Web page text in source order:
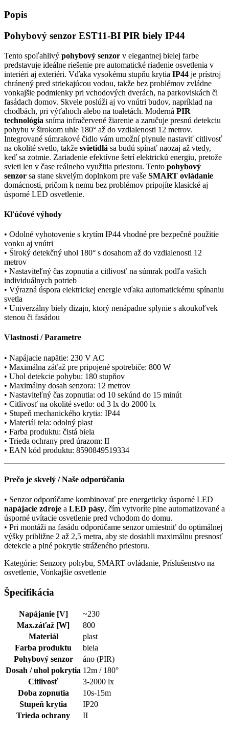
Popis
Pohybový senzor EST11-BI PIR biely IP44
Tento spoľahlivý pohybový senzor v elegantnej bielej farbe
predstavuje ideálne riešenie pre automatické riadenie osvetlenia v
interiéri aj exteriéri. Vďaka vysokému stupňu krytia IP44 je prístroj
chránený pred striekajúcou vodou, takže bez problémov zvládne
vonkajšie podmienky pri vchodových dverách, na parkoviskách či
fasádach domov. Skvele poslúži aj vo vnútri budov, napríklad na
chodbách, pri výťahoch alebo na toaletách. Moderná PIR
technológia sníma infračervené žiarenie a zaručuje presnú detekciu
pohybu v širokom uhle 180° až do vzdialenosti 12 metrov.
Integrované súmrakové čidlo vám umožní plynule nastaviť citlivosť
na okolité svetlo, takže svietidlá sa budú spínať naozaj až vtedy,
keď sa zotmie. Zariadenie efektívne šetrí elektrickú energiu, pretože
svieti len v čase reálneho využitia priestoru. Tento pohybový
senzor sa stane skvelým doplnkom pre vaše SMART ovládanie
domácnosti, pričom k nemu bez problémov pripojíte klasické aj
úsporné LED osvetlenie.
Kľúčové výhody
• Odolné vyhotovenie s krytím IP44 vhodné pre bezpečné použitie
vonku aj vnútri
• Široký detekčný uhol 180° s dosahom až do vzdialenosti 12
metrov
• Nastaviteľný čas zopnutia a citlivosť na súmrak podľa vašich
individuálnych potrieb
• Výrazná úspora elektrickej energie vďaka automatickému spínaniu
svetla
• Univerzálny biely dizajn, ktorý nenápadne splynie s akoukoľvek
stenou či fasádou
Vlastnosti / Parametre
• Napájacie napätie: 230 V AC
• Maximálna záťaž pre pripojené spotrebiče: 800 W
• Uhol detekcie pohybu: 180 stupňov
• Maximálny dosah senzora: 12 metrov
• Nastaviteľný čas zopnutia: od 10 sekúnd do 15 minút
• Citlivosť na okolité svetlo: od 3 lx do 2000 lx
• Stupeň mechanického krytia: IP44
• Materiál tela: odolný plast
• Farba produktu: čistá biela
• Trieda ochrany pred úrazom: II
• EAN kód produktu: 8590849519334
Prečo je skvelý / Naše odporúčania
• Senzor odporúčame kombinovať pre energeticky úsporné LED
napájacie zdroje a LED pásy, čím vytvoríte plne automatizované a
úsporné uvítacie osvetlenie pred vchodom do domu.
• Pri montáži na fasádu odporúčame senzor umiestniť do optimálnej
výšky približne 2 až 2,5 metra, aby ste dosiahli maximálnu presnosť
detekcie a plné pokrytie stráženého priestoru.
Kategórie: Senzory pohybu, SMART ovládanie, Príslušenstvo na
osvetlenie, Vonkajšie osvetlenie
Špecifikácia
Napájanie [V]
~230
Max.záťaž [W]
800
Materiál
plast
Farba produktu
biela
Pohybový senzor
áno (PIR)
Dosah / uhol pokrytia 12m / 180°
Citlivosť
3-2000 lx
Doba zopnutia
10s-15m
Stupeň krytia
IP20
Trieda ochrany
II